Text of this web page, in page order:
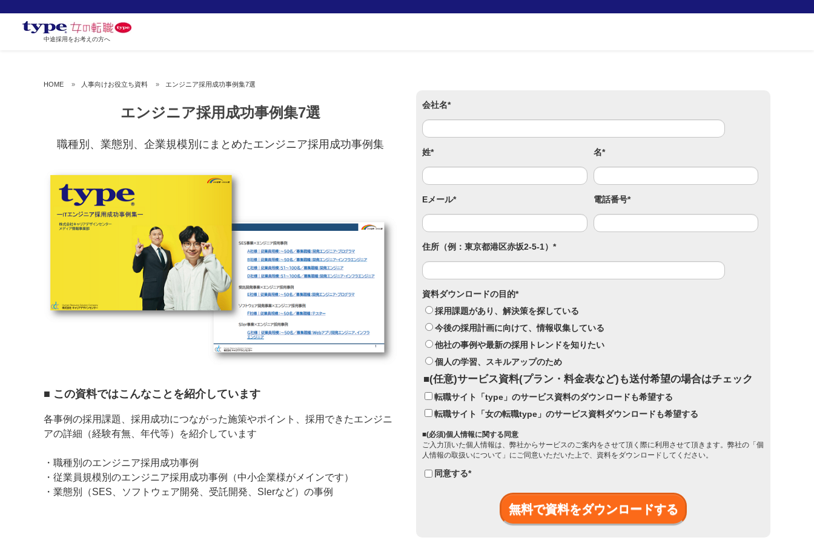
中途採用をお考えの方へ
HOME 人事向けお役立ち資料 エンジニア採用成功事例集7選
エンジニア採用成功事例集7選
職種別、業態別、企業規模別にまとめたエンジニア採用成功事例集
■ この資料ではこんなことを紹介しています
各事例の採用課題、採用成功につながった施策やポイント、採用できたエンジニ
アの詳細（経験有無、年代等）を紹介しています
・職種別のエンジニア採用成功事例
・従業員規模別のエンジニア採用成功事例（中小企業様がメインです）
・業態別（SES、ソフトウェア開発、受託開発、Slerなど）の事例
会社名*
姓* 名*
Eメール* 電話番号*
住所（例：東京都港区赤坂2-5-1）*
資料ダウンロードの目的*
採用課題があり、解決策を探している
今後の採用計画に向けて、情報収集している
他社の事例や最新の採用トレンドを知りたい
個人の学習、スキルアップのため
■(任意)サービス資料(プラン・料金表など)も送付希望の場合はチェック
転職サイト「type」のサービス資料のダウンロードも希望する
転職サイト「女の転職type」のサービス資料ダウンロードも希望する
■(必須)個人情報に関する同意
ご入力頂いた個人情報は、弊社からサービスのご案内をさせて頂く際に利用させて頂きます。弊社の「個
人情報の取扱いについて 」にご同意いただいた上で、資料をダウンロードしてください。
同意する*